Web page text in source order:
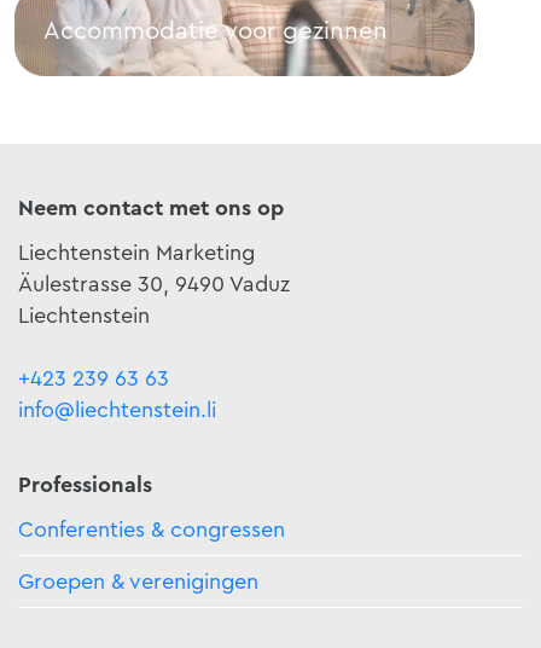
Accommodatie voor gezinnen
Accommodatie voor gezinnen
Neem contact met ons op
Liechtenstein Marketing
Äulestrasse 30, 9490 Vaduz
Liechtenstein
+423 239 63 63
info@liechtenstein.li
Professionals
Conferenties & congressen
Groepen & verenigingen